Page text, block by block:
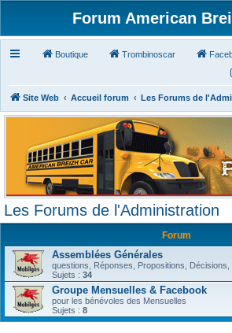
Forum American
Boutique Trombinoscar
Site Web Accueil forum Les Forums de
Les Forums de l'Administration
Forum
Assemblées Générales
questions, Réponses, Propositions, Décisions,
Sujets : 34
Groupe Mensuelles & Facebook
pour les bénévoles des Mensuelles
Sujets : 8